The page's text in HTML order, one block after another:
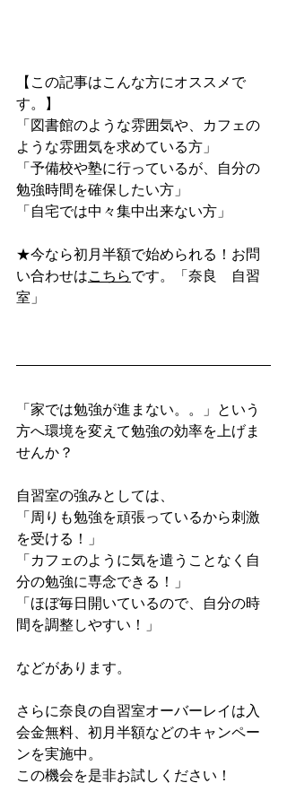
【この記事はこんな方にオススメで
す。】
「図書館のような雰囲気や、カフェの
ような雰囲気を求めている方」
「予備校や塾に行っているが、自分の
勉強時間を確保したい方」
「自宅では中々集中出来ない方」
★今なら初月半額で始められる！お問
い合わせはこちらです。「奈良　自習
室」
「家では勉強が進まない。。」という
方へ環境を変えて勉強の効率を上げま
せんか？
自習室の強みとしては、
「周りも勉強を頑張っているから刺激
を受ける！」
「カフェのように気を遣うことなく自
分の勉強に専念できる！」
「ほぼ毎日開いているので、自分の時
間を調整しやすい！」
などがあります。
さらに奈良の自習室オーバーレイは入
会金無料、初月半額などのキャンペー
ンを実施中。
この機会を是非お試しください！